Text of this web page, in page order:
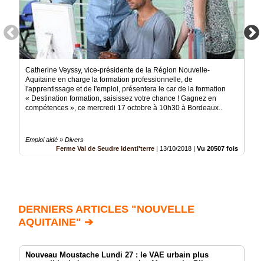
Catherine Veyssy, vice-présidente de la Région Nouvelle-
Aquitaine en charge la formation professionnelle, de
l'apprentissage et de l'emploi, présentera le car de la formation
« Destination formation, saisissez votre chance ! Gagnez en
compétences », ce mercredi 17 octobre à 10h30 à Bordeaux..
Emploi aidé » Divers
Ferme Val de Seudre Identi'terre | 13/10/2018 | Vu 20507 fois
DERNIERS ARTICLES "NOUVELLE
AQUITAINE" ➔
Nouveau Moustache Lundi 27 : le VAE urbain plus